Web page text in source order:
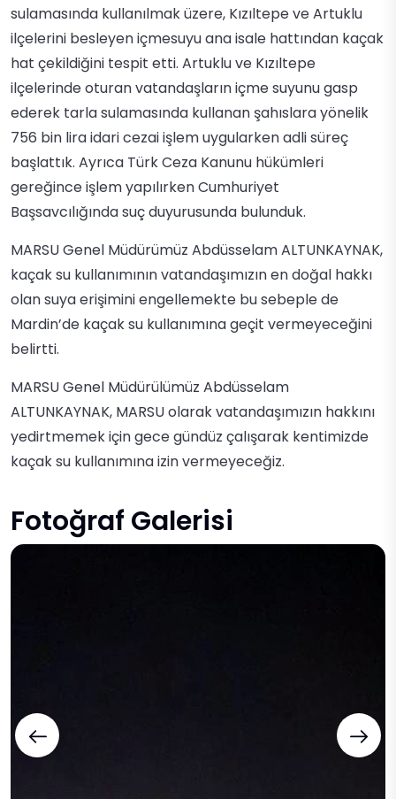
sulamasında kullanılmak üzere, Kızıltepe ve Artuklu
ilçelerini besleyen içmesuyu ana isale hattından kaçak
hat çekildiğini tespit etti. Artuklu ve Kızıltepe
ilçelerinde oturan vatandaşların içme suyunu gasp
ederek tarla sulamasında kullanan şahıslara yönelik
756 bin lira idari cezai işlem uygularken adli süreç
başlattık. Ayrıca Türk Ceza Kanunu hükümleri
gereğince işlem yapılırken Cumhuriyet
Başsavcılığında suç duyurusunda bulunduk.
MARSU Genel Müdürümüz Ab düsselam ALTUNKAYNAK,
kaçak su kullanımının vatandaşımızın en doğal hakkı
olan suya erişimini engellemekte bu sebeple de
Mardin’de kaçak su kullanımına geçit vermeyeceğini
belirtti.
MARSU Genel Müdürülümüz Abdüsselam
ALTUNKAYNAK, MARSU olarak vatandaşımızın hakkını
yedirtmemek için gece gündüz çalışarak kentimizde
kaçak su kullanımına izin vermeyeceğiz.
Fotoğraf Galerisi